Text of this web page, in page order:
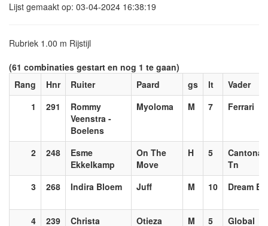
Lijst gemaakt op: 03-04-2024 16:38:19
Rubriek 1.00 m Rijstijl
(61 combinaties gestart en nog 1 te gaan)
Rang
Hnr Ruiter Paard gs lt
Vader
1
291
Rommy
Veenstra -
Boelens
Myoloma M 7 Ferrari
2 248
Esme
Ekkelkamp
On The
Move
H 5
Cantona
Tn
3
268 Indira Bloem Juff M 10 Dream
4 239
Christa
Otieza M 5
Global